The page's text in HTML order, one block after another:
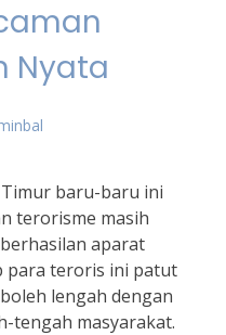
Nyata
baru-baru ini
terorisme masih
aparat
para teroris ini patut
lengah dengan
tengah masyarakat.